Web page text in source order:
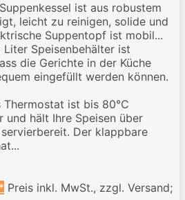
ist aus robustem
leicht zu reinigen, solide und
Suppentopf ist mobil...
Liter Speisenbehälter ist
die Gerichte in der Küche
eingefüllt werden können.
Thermostat ist bis 80°C
und hält Ihre Speisen über
Der klappbare
Preis inkl. MwSt., zzgl. Versand;